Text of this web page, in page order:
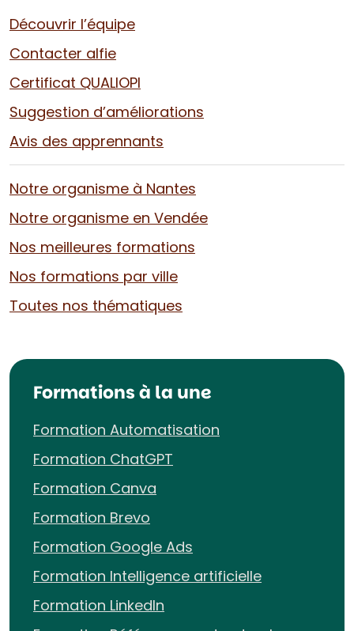
Découvrir l’équipe
Contacter alfie
Certificat QUALIOPI
Suggestion d’améliorations
Avis des apprennants
Notre organisme à Nantes
Notre organisme en Vendée
Nos meilleures formations
Nos formations par ville
Toutes nos thématiques
Formations à la une
Formation Automatisation
Formation ChatGPT
Formation Canva
Formation Brevo
Formation Google Ads
Formation Intelligence artificielle
Formation LinkedIn